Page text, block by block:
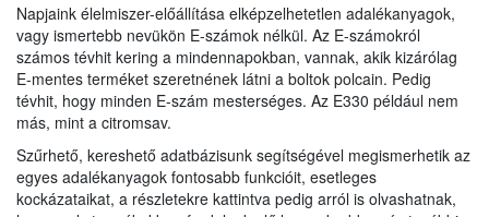
Napjaink élelmiszer-előállítása elképzelhetetlen adalékanyagok,
vagy ismertebb nevükön E-számok nélkül. Az E-számokról
számos tévhit kering a mindennapokban, vannak, akik kizárólag
E-mentes terméket szeretnének látni a boltok polcain. Pedig
tévhit, hogy minden E-szám mesterséges. Az E330 például nem
más, mint a citromsav.
Szűrhető, kereshető adatbázisunk segítségével megismerhetik az
egyes adalékanyagok fontosabb funkcióit, esetleges
kockázataikat, a részletekre kattintva pedig arról is olvashatnak,